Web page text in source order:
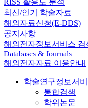
RISS 활용도 분석
최신/인기 학술자료
해외자료신청(E-DDS)
공지사항
해외전자정보서비스 검
Databases & Journals
해외전자자료 이용안내
학술연구정보서
통합검색
학위논문